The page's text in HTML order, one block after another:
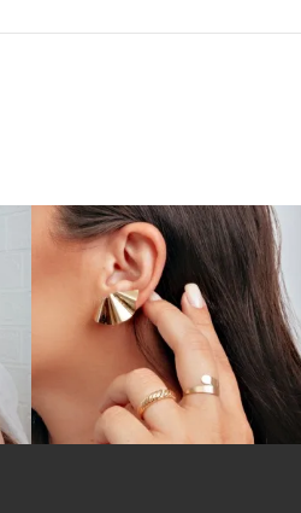
ser aplicados no
seja ele grande, com